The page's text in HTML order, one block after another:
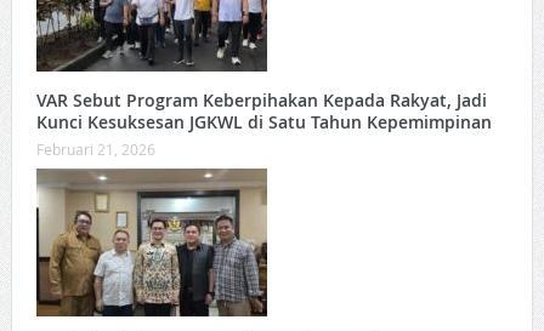
VAR Sebut Program Keberpihakan Kepada Rakyat, Jadi
Kunci Kesuksesan JGKWL di Satu Tahun Kepemimpinan
Februari 21, 2026